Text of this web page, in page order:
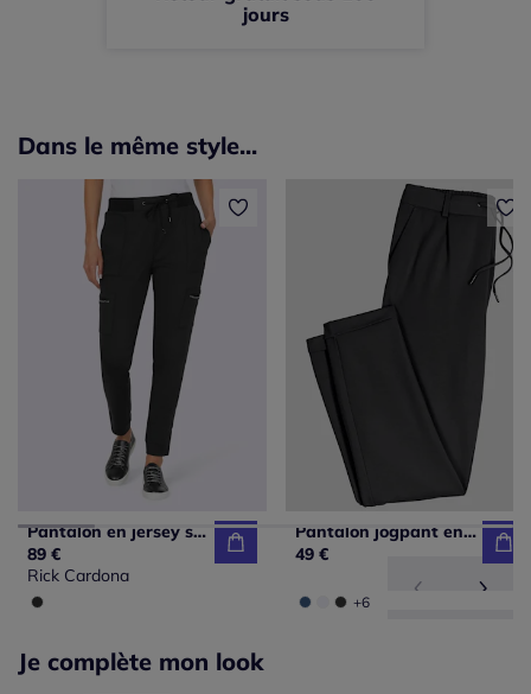
jours
Dans le même style...
Pantalon en jersey style jogging avec ceinture et poches plaquées
89 €
Rick Cardona
Pantalon jogpant en jersey interlock avec ceinture élastique
49 €
+6
Je complète mon look